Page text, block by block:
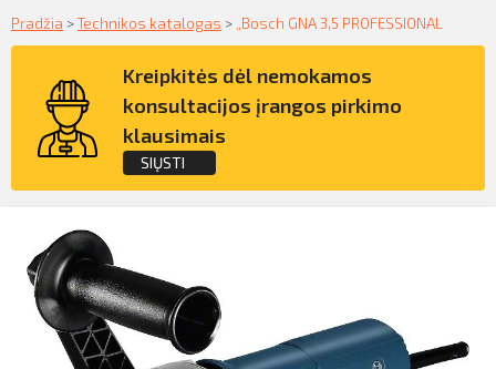
NAUDOTA TECHNIKA
NUOMA
PASLAUGOS
APIE MUS
Akti, atlikumi objektos
Pasiūlymai
Mokėjimų sąrašas
Pilnvaras
Profilio informacija
ID card
Mobile ID
Pradžia >Technikos katalogas > „Bosch GNA 3,5 PROFESSIONAL
Kreipkitės dėl nemokamos
konsultacijos įrangos pirkimo
klausimais
SIŲSTI